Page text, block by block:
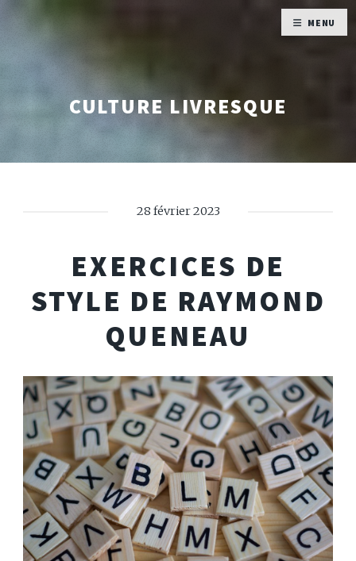
CULTURE LIVRESQUE
28 février 2023
EXERCICES DE
STYLE DE RAYMOND
QUENEAU
MENU